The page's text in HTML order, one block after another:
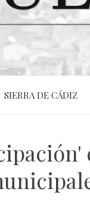
SIERRA DE CÁDIZ